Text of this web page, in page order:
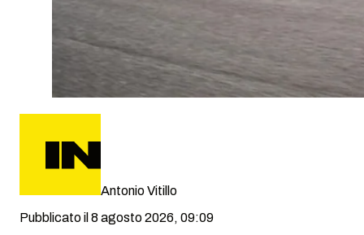
Antonio Vitillo
Pubblicato il 8 agosto 2026, 09:09